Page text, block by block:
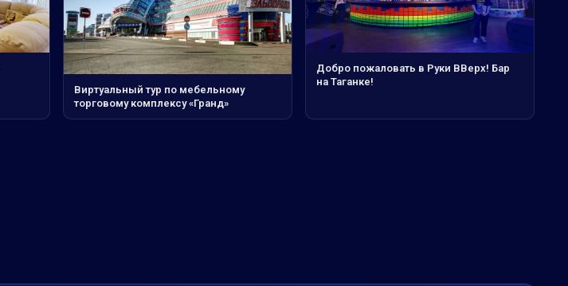
Виртуальный тур по мебельному
торговому комплексу «Гранд»
Добро пожаловать в Руки ВВерх! Бар
на Таганке!